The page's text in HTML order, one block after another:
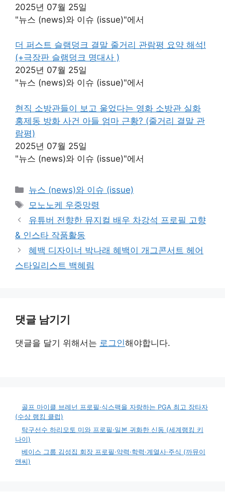
2025년 07월 25일
"뉴스 (news)와 이슈 (issue)"에서
더 퍼스트 슬램덩크 결말 줄거리 관람평 요약 해석!
(+극장판 슬램덩크 명대사 )
2025년 07월 25일
"뉴스 (news)와 이슈 (issue)"에서
현직 소방관들이 보고 울었다는 영화 소방관 실화
홍제동 방화 사건 아들 엄마 근황? (줄거리 결말 관
람평)
2025년 07월 25일
"뉴스 (news)와 이슈 (issue)"에서
카
테
리
뉴스 (news)와 이슈 (issue)
태
그
모노노케 우중망령
유튜버 전향한 뮤지컬 배우 차강석 프로필 고향
& 인스타 작품활동
혜백 디자이너 박나래 혜백이 개그콘서트 헤어
스타일리스트 백혜림
댓글 남기기
댓글을 달기 위해서는 로그인해야합니다.
골프 마이클 브레넌 프로필·식스팩을 자랑하는 PGA 최고 장타자
(수상 랭킹 클럽)
탁구선수 하리모토 미와 프로필·일본 귀화한 신동 (세계랭킹 키
나이)
베이스 그룹 김성집 회장 프로필·약력·학력·계열사·주식 (까뮤이
앤씨)